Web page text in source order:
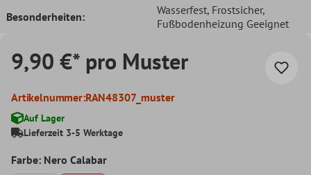
Besonderheiten:
Wasserfest, Frostsicher,
Fußbodenheizung Geeignet
9,90 €* pro Muster
Artikelnummer:RAN48307_muster
Auf Lager
Lieferzeit 3-5 Werktage
Farbe: Nero Calabar